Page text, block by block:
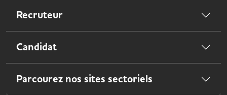
Recruteur
Candidat
Parcourez nos sites sectoriels